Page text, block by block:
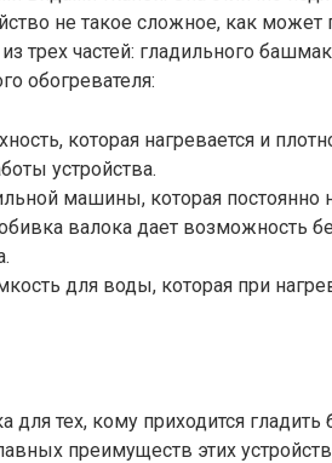
не такое сложное, как может
трех частей: гладильного
обогревателя:
которая нагревается и
устройства.
машины, которая постоянно
валока дает возможность
для воды, которая при
тех, кому приходится гладить
преимуществ этих